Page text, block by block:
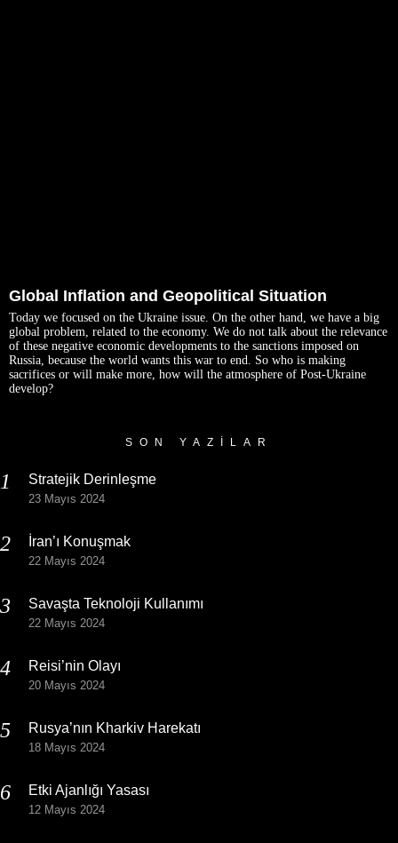
Global Inflation and Geopolitical Situation
Today we focused on the Ukraine issue. On the other hand, we have a big
global problem, related to the economy. We do not talk about the relevance
of these negative economic developments to the sanctions imposed on
Russia, because the world wants this war to end. So who is making
sacrifices or will make more, how will the atmosphere of Post-Ukraine
develop?
SON YAZILAR
Stratejik Derinleşme
23 Mayıs 2024
İran’ı Konuşmak
22 Mayıs 2024
Savaşta Teknoloji Kullanımı
22 Mayıs 2024
Reisi’nin Olayı
20 Mayıs 2024
Rusya’nın Kharkiv Harekatı
18 Mayıs 2024
Etki Ajanlığı Yasası
12 Mayıs 2024